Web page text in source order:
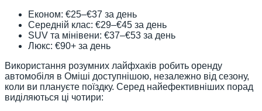
Економ: €25–€37 за день
Середній клас: €29–€45 за день
SUV та мінівени: €37–€53 за день
Люкс: €90+ за день
Використання розумних лайфхаків робить оренду
автомобіля в Оміші доступнішою, незалежно від сезону,
коли ви плануєте поїздку. Серед найефективніших порад
виділяються ці чотири: